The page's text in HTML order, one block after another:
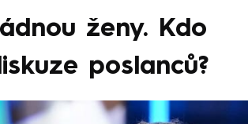
ženy. Kdo
poslanců?